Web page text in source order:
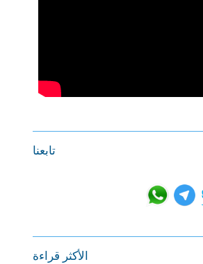
تابعنا
الأكثر قراءة